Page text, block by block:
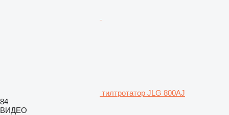
тилтротатор JLG 800AJ
84
ВИДЕО